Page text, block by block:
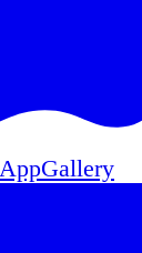
AppGallery